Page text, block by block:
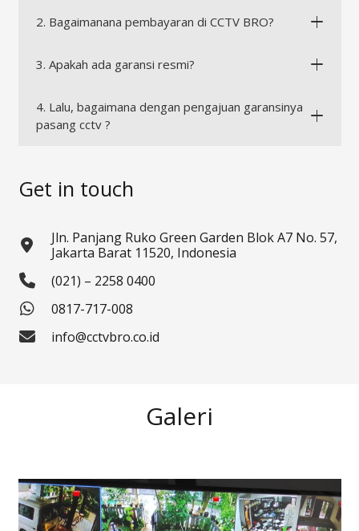
2. Bagaimanana pembayaran di CCTV BRO?
3. Apakah ada garansi resmi?
4. Lalu, bagaimana dengan pengajuan garansinya
pasang cctv ?
Get in touch
Jln. Panjang Ruko Green Garden Blok A7 No. 57,
Jakarta Barat 11520, Indonesia
(021) – 2258 0400
0817-717-008
info@cctvbro.co.id
Galeri